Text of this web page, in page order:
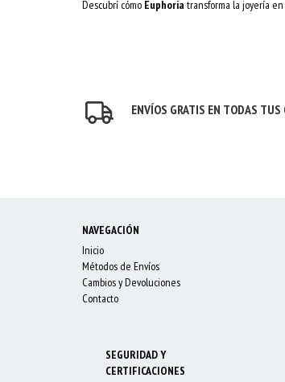
Descubrí cómo Euphoria transforma la joyería
ENVÍOS GRATIS EN TODAS TUS
NAVEGACIÓN
Inicio
Métodos de Envíos
Cambios y Devoluciones
Contacto
SEGURIDAD Y
CERTIFICACIONES